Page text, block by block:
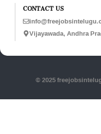
CONTACT US
Vijayawada, Andhra
© 2025